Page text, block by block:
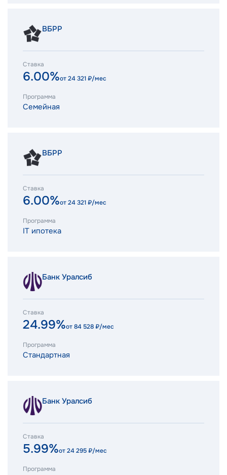
ВБРР
Ставка
6.00%от24 321₽/мес
Программа
Семейная
ВБРР
Ставка
6.00%от24 321₽/мес
Программа
IT ипотека
Банк Уралсиб
Ставка
24.99%от84 528₽/мес
Программа
Стандартная
Банк Уралсиб
Ставка
5.99%от24 295₽/мес
Программа